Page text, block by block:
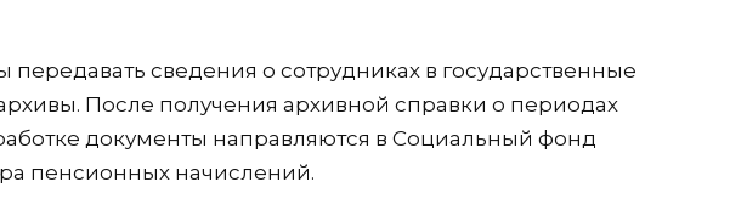
передавать сведения о сотрудниках в государственные
После получения архивной справки о периодах
документы направляются в Социальный фонд
пенсионных начислений.